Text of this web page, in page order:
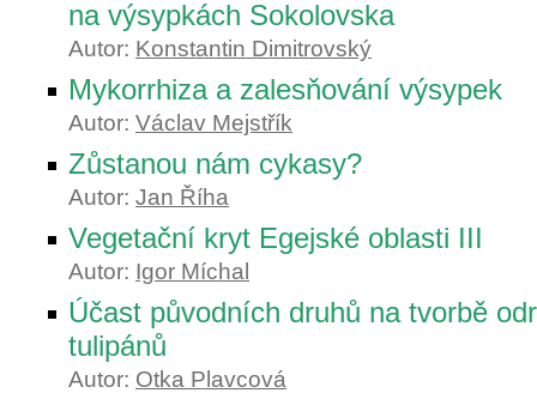
na výsypkách Sokolovska
Autor: Konstantin Dimitrovský
Mykorrhiza a zalesňování výsypek
Autor: Václav Mejstřík
Zůstanou nám cykasy?
Autor: Jan Říha
Vegetační kryt Egejské oblasti III
Autor: Igor Míchal
Účast původních druhů na tvorbě
tulipánů
Autor: Otka Plavcová